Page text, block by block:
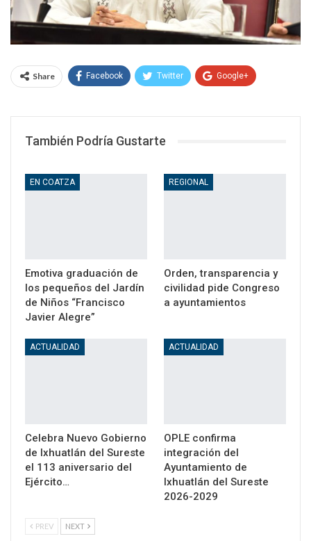
Share Facebook Twitter Google+
También Podría Gustarte
EN COATZA
Emotiva graduación de
los pequeños del Jardín
de Niños “Francisco
Javier Alegre”
REGIONAL
Orden, transparencia y
civilidad pide Congreso
a ayuntamientos
ACTUALIDAD
Celebra Nuevo Gobierno
de Ixhuatlán del Sureste
el 113 aniversario del
Ejército…
ACTUALIDAD
OPLE confirma
integración del
Ayuntamiento de
Ixhuatlán del Sureste
2026-2029
PREV NEXT